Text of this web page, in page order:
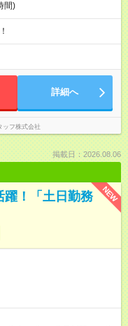
間)
詳細へ
ッフ株式会社
掲載日：2026.08.06
NEW
躍！「土日勤務